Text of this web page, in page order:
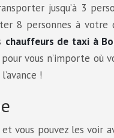
jusqu’à 3
8 personnes à votre
chauffeurs de taxi à
vous n’importe où
!
vous pouvez les voir